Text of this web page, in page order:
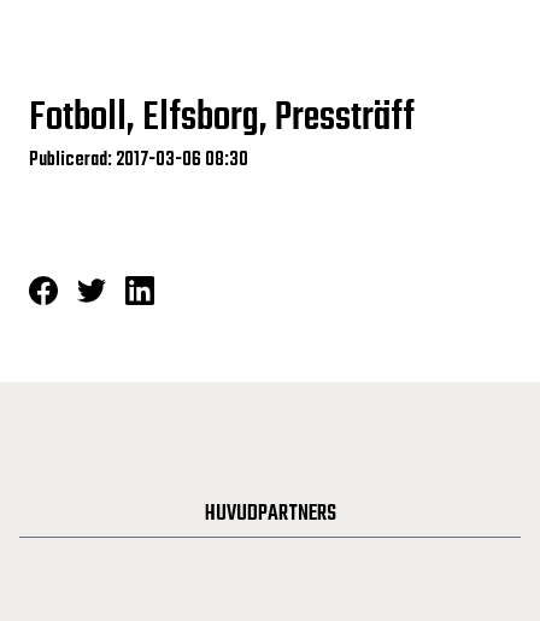
Fotboll, Elfsborg, Pressträff
Publicerad: 2017-03-06 08:30
HUVUDPARTNERS